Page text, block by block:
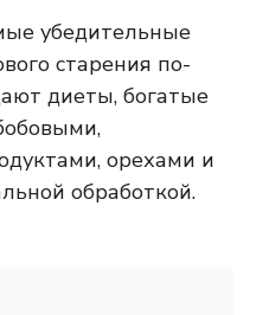
убедительные
старения по-
диеты, богатые
орехами и
обработкой.